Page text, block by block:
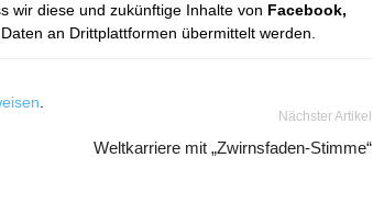
wir diese und zukünftige Inhalte von Facebook,
an Drittplattformen übermittelt werden.
Nächster Artikel
Weltkarriere mit „Zwirnsfaden-Stimme“